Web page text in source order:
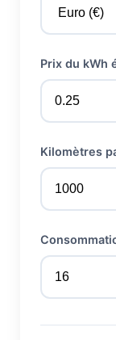
Prix du kWh
Kilomètres